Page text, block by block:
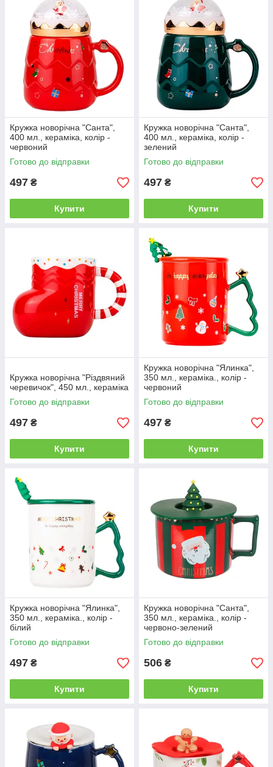
Кружка новорічна "Санта",
400 мл., кераміка, колір -
червоний
Готово до відправки
497 ₴
Купити
Кружка новорічна "Санта",
400 мл., кераміка, колір -
зелений
Готово до відправки
497 ₴
Купити
Кружка новорічна "Різдвяний
черевичок", 450 мл., кераміка
Готово до відправки
497 ₴
Купити
Кружка новорічна "Ялинка",
350 мл., кераміка., колір -
червоний
Готово до відправки
497 ₴
Купити
Кружка новорічна "Ялинка",
350 мл., кераміка., колір -
білий
Готово до відправки
497 ₴
Купити
Кружка новорічна "Санта",
350 мл., кераміка., колір -
червоно-зелений
Готово до відправки
506 ₴
Купити